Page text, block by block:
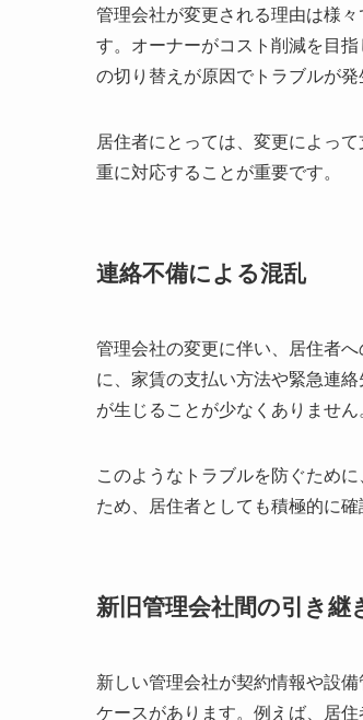
管理会社が変更される理由は様
す。オーナーがコスト削減を目
の切り替えが原因でトラブルが発
居住者にとっては、変更によっ
重に対応することが重要です。
連絡不備による混乱
管理会社の変更に伴い、居住者
に、家賃の支払い方法や緊急連
が生じることが少なくありません。
このようなトラブルを防ぐため
ため、居住者としても積極的に確
新旧管理会社間の引き継
新しい管理会社が契約情報や設
ケースがあります。例えば、居